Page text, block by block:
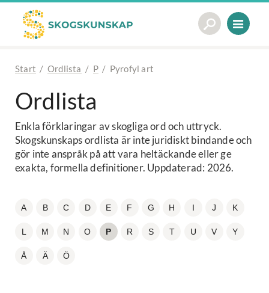
Start / Ordlista / P / Pyrofyl art
Ordlista
Enkla förklaringar av skogliga ord och uttryck.
Skogskunskaps ordlista är inte juridiskt bindande och
gör inte anspråk på att vara heltäckande eller ge
exakta, formella definitioner. Uppdaterad: 2026.
A B C D E F G H I J K
L M N O P R S T U V Y
Å Ä Ö